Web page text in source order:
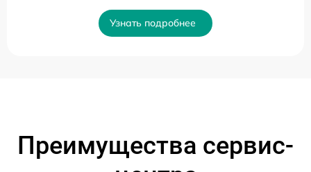
Узнать подробнее
Преимущества сервис-